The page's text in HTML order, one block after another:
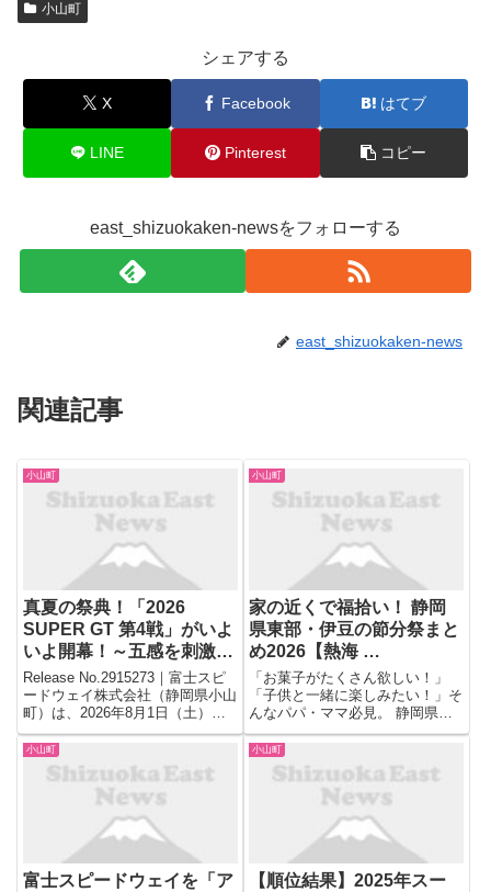
小山町
シェアする
X Facebook はてブ
LINE Pinterest コピー
east_shizuokaken-newsをフォローする
east_shizuokaken-news
関連記事
小山町
真夏の祭典！「2026
SUPER GT 第4戦」がいよ
いよ開幕！～五感を刺激
…
Release No.2915273｜富士スピ
ードウェイ株式会社（静岡県小山
町）は、2026年8月1日（土）・2
日（日）に開催する「2026
AUTOBACS SUPER GT Round4
FUJI GT 300km RACE ...
小山町
家の近くで福拾い！ 静岡
県東部・伊豆の節分祭まと
め2026【熱海 …
「お菓子がたくさん欲しい！」
「子供と一緒に楽しみたい！」そ
んなパパ・ママ必見。 静岡県内
には、豆だけでなく、お餅やお菓
子、時には景品までゲットできる
太っ腹な節分祭がたくさんありま
す。 袋いっぱいのお土産を持っ
て帰れる、家族連れにおすすめの
小山町
富士スピードウェイを「ア
小山町
【順位結果】2025年スー